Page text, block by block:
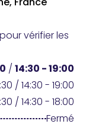
vérifier les
/ 14:30 - 19:00
/ 14:30 - 19:00
/ 14:30 - 18:00
Fermé